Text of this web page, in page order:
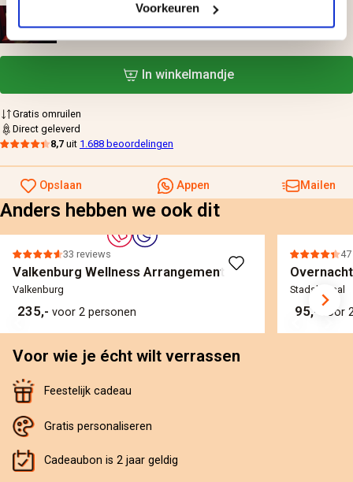
Voorkeuren
Privélounge met diner en cinema
179,-
In winkelmandje
Gratis omruilen
Direct geleverd
8,7 uit 1.688 beoordelingen
Opslaan Appen Mailen
Anders hebben we ook dit
33 reviews
Valkenburg Wellness Arrangement
Valkenburg
235,- voor 2 personen
Stadskanaal
95,- voor
Voor wie je écht wilt verrassen
Feestelijk cadeau
Gratis personaliseren
Cadeaubon is 2 jaar geldig